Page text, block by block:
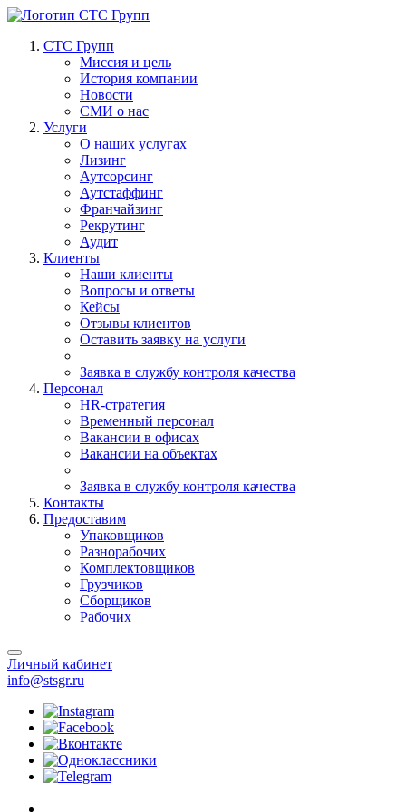
СТС Групп
Миссия и цель
История компании
Новости
СМИ о нас
Услуги
О наших услугах
Лизинг
Аутсорсинг
Аутстаффинг
Франчайзинг
Рекрутинг
Аудит
Клиенты
Наши клиенты
Вопросы и ответы
Кейсы
Отзывы клиентов
Оставить заявку на услуги
Заявка в службу контроля качества
Персонал
HR-стратегия
Временный персонал
Вакансии в офисах
Вакансии на объектах
Заявка в службу контроля качества
Контакты
Предоставим
Упаковщиков
Разнорабочих
Комплектовщиков
Грузчиков
Сборщиков
Рабочих
Личный кабинет
info@stsgr.ru